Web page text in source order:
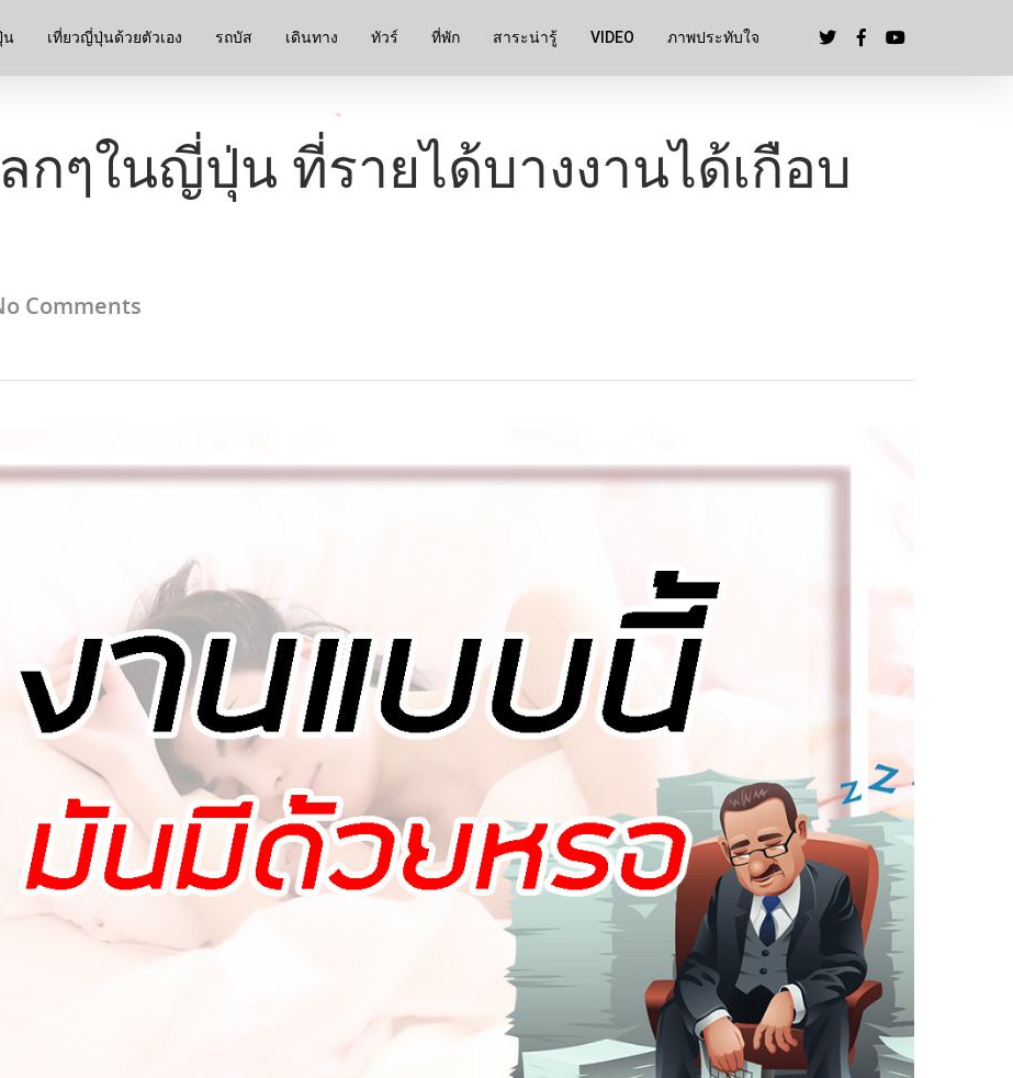
น เที่ยวญี่ปุ่นด้วยตัวเอง รถบัส เดินทาง ทัวร์ ที่พัก สาระน่ารู้ VIDEO ภาพประทับใจ
กๆในญี่ปุ่น ที่รายได้บางงานได้เกือบ
Comments